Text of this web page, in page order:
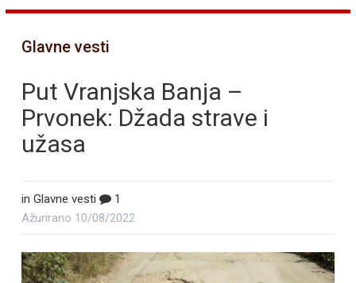
Glavne vesti
Put Vranjska Banja –
Prvonek: Džada strave i
užasa
in Glavne vesti
1
Ažurirano 10/08/2022